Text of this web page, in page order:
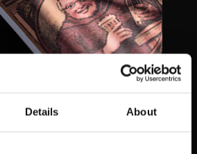
Details About
começa em 2008, ano em que Sérgio Mota
conceito que fazia falta à cidade de Braga:
as delícias dos Bracarenses.